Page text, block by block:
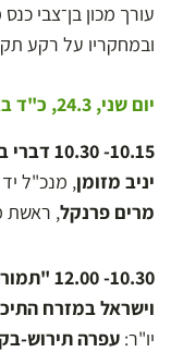
עורך מכון בן־צבי
ובמחקריו על רקע
יום שני, 24.3, כ"ד באדר
10.15- 10.30 דברי ברכה
יניב מזומן, מנכ"ל יד
מרים פרנקל, ראשת
10.30-
וישראל במזרח
יו"ר: עפרה תירוש-